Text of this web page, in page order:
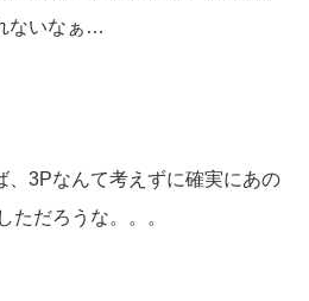
ないなぁ…
、3Pなんて考えずに確実にあの
ただろうな。。。